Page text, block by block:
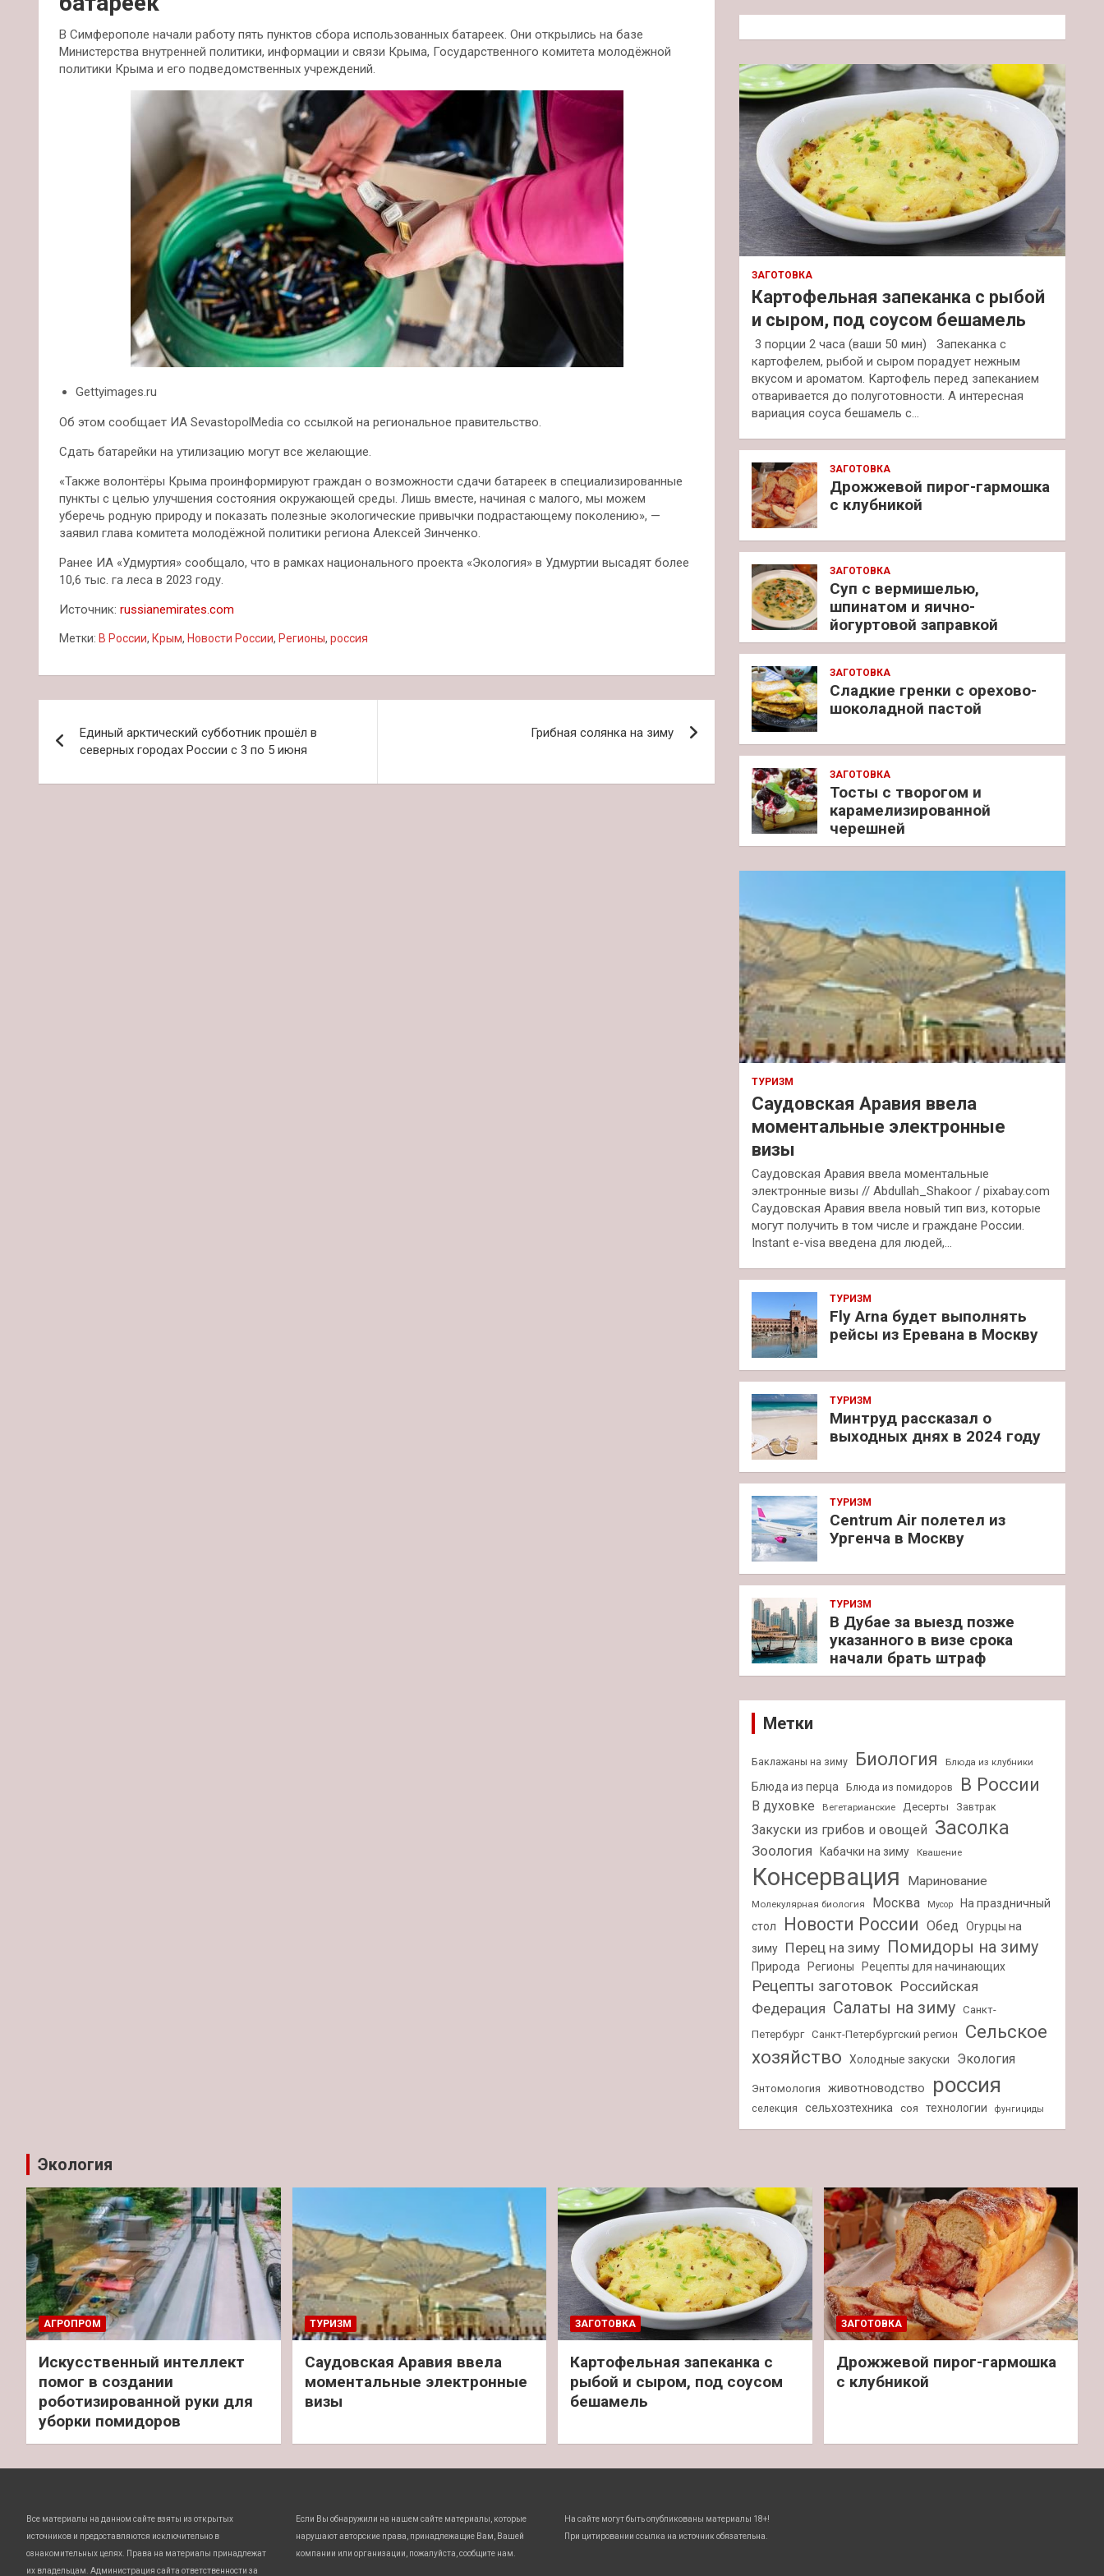
В Симферополе начали работу пять пунктов сбора использованных батареек. Они открылись на базе
Министерства внутренней политики, информации и связи Крыма, Государственного комитета молодёжной
политики Крыма и его подведомственных учреждений.
Gettyimages.ru
Об этом сообщает ИА SevastopolMedia со ссылкой на региональное правительство.
Сдать батарейки на утилизацию могут все желающие.
«Также волонтёры Крыма проинформируют граждан о возможности сдачи батареек в специализированные
пункты с целью улучшения состояния окружающей среды. Лишь вместе, начиная с малого, мы можем
уберечь родную природу и показать полезные экологические привычки подрастающему поколению», —
заявил глава комитета молодёжной политики региона Алексей Зинченко.
Ранее ИА «Удмуртия» сообщало, что в рамках национального проекта «Экология» в Удмуртии высадят более
10,6 тыс. га леса в 2023 году.
Источник: russianemirates.com
Метки: В России, Крым, Новости России, Регионы, россия
по
записям
Единый арктический субботник прошёл в
северных городах России с 3 по 5 июня
Грибная солянка на зиму
к
ЗАГОТОВКА
Картофельная запеканка с рыбой
и сыром, под соусом бешамель
3 порции 2 часа (ваши 50 мин) Запеканка с
картофелем, рыбой и сыром порадует нежным
вкусом и ароматом. Картофель перед запеканием
отваривается до полуготовности. А интересная
вариация соуса бешамель с…
ЗАГОТОВКА
Дрожжевой пирог-гармошка
с клубникой
ЗАГОТОВКА
Суп с вермишелью,
шпинатом и яично-
йогуртовой заправкой
ЗАГОТОВКА
Сладкие гренки с орехово-
шоколадной пастой
ЗАГОТОВКА
Тосты с творогом и
карамелизированной
черешней
ТУРИЗМ
Саудовская Аравия ввела
моментальные электронные
визы
Саудовская Аравия ввела моментальные
электронные визы // Abdullah_Shakoor / pixabay.com
Саудовская Аравия ввела новый тип виз, которые
могут получить в том числе и граждане России.
Instant e-visa введена для людей,…
ТУРИЗМ
Fly Arna будет выполнять
рейсы из Еревана в Москву
ТУРИЗМ
Минтруд рассказал о
выходных днях в 2024 году
ТУРИЗМ
Centrum Air полетел из
Ургенча в Москву
ТУРИЗМ
В Дубае за выезд позже
указанного в визе срока
начали брать штраф
Метки
Баклажаны на зиму Биология Блюда из клубники
Блюда из перца Блюда из помидоров В России
В духовке Вегетарианские Десерты Завтрак
Закуски из грибов и овощей Засолка
Зоология Кабачки на зиму Квашение
Консервация Маринование
Молекулярная биология Москва Мусор
На праздничный
стол
Новости России Обед
Огурцы на
зиму
Перец на зиму Помидоры на зиму
Природа Регионы Рецепты для начинающих
Рецепты заготовок Российская
Федерация Салаты на зиму
Санкт-
Петербург Санкт-Петербургский регион
Сельское
хозяйство
Холодные закуски Экология
Энтомология животноводство россия
селекция сельхозтехника соя технологии фунгициды
Экология
АГРОПРОМ
Искусственный интеллект
помог в создании
роботизированной руки для
уборки помидоров
ТУРИЗМ
Саудовская Аравия ввела
моментальные электронные
визы
ЗАГОТОВКА
Картофельная запеканка с
рыбой и сыром, под соусом
бешамель
ЗАГОТОВКА
Дрожжевой пирог-гармошка
с клубникой
Все материалы на данном сайте взяты из открытых
источников и предоставляются исключительно в
ознакомительных целях. Права на материалы принадлежат
их владельцам. Администрация сайта ответственности за
Если Вы обнаружили на нашем сайте материалы, которые
нарушают авторские права, принадлежащие Вам, Вашей
компании или организации, пожалуйста, сообщите нам.
На сайте могут быть опубликованы материалы 18+!
При цитировании ссылка на источник обязательна.